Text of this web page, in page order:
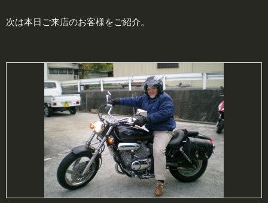
次は本日ご来店のお客様をご紹介。